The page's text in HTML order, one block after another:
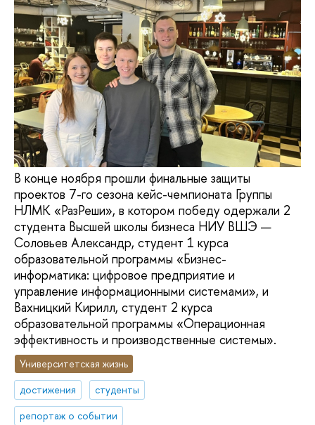
В конце ноября прошли финальные защиты
проектов 7-го сезона кейс-чемпионата Группы
НЛМК «РазРеши», в котором победу одержали 2
студента Высшей школы бизнеса НИУ ВШЭ —
Соловьев Александр, студент 1 курса
образовательной программы «Бизнес-
информатика: цифровое предприятие и
управление информационными системами», и
Вахницкий Кирилл, студент 2 курса
образовательной программы «Операционная
эффективность и производственные системы».
Университетская жизнь
достижения
студенты
репортаж о событии